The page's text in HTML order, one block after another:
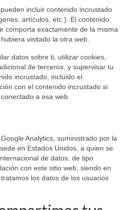
incluir contenido incrustado
artículos, etc.). El contenido
comporta exactamente de la misma
visitado la otra web.
datos sobre ti, utilizar cookies,
de terceros, y supervisar tu
incrustado, incluido el
con el contenido incrustado si
a esa web.
Analytics, suministrado por la
en Estados Unidos, a quien se
de datos, de tipo
con este sitio web, siendo en
los datos de los usuarios